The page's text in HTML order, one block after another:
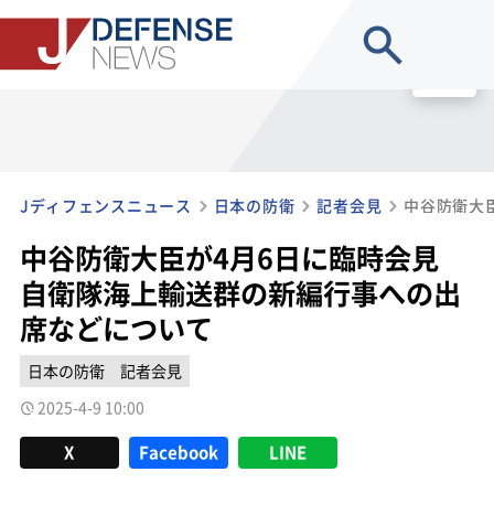
Jディフェンスニュース 日本の防衛 記者会見
中谷防衛大臣が4月6日に臨時会見
自衛隊海上輸送群の新編行事への出
席などについて
日本の防衛
記者会見
2025-4-9 10:00
X Facebook LINE